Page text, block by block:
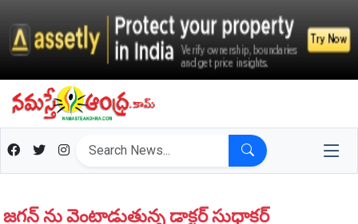
జగన్ ను వెంటాడుతున్న డాక్టర్ సుధాకర్